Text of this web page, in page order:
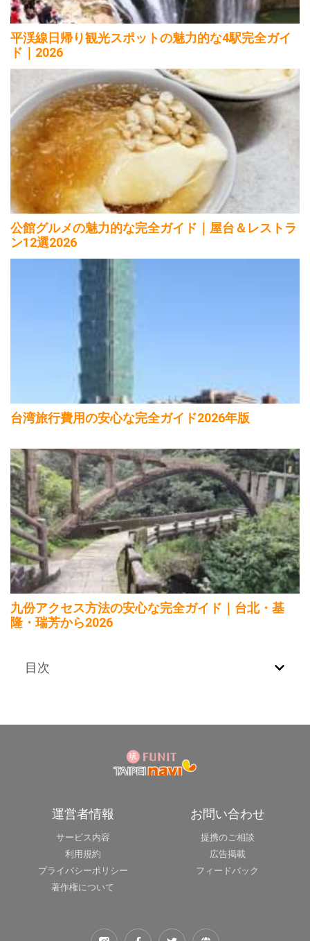
平渓線日帰り観光スポットの魅力的な4駅完全ガイ
ド｜2026
公館グルメの魅力的な完全ガイド｜屋台＆レストラ
ン12選2026
台湾旅行費用の安心な完全ガイド2026年版
九份アクセス方法の安心な完全ガイド｜台北・基
隆・瑞芳から2026
目次
運営者情報
サービス内容
利用規約
プライバシーポリシー
著作権について
お問い合わせ
提携のご相談
広告掲載
フィードバック